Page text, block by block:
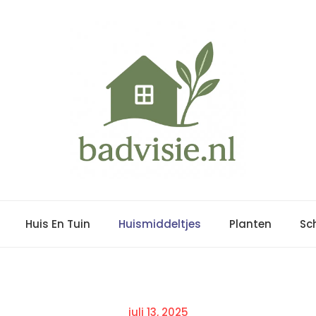
Huis En Tuin Huismiddeltjes Planten
Posted
juli 13, 2025